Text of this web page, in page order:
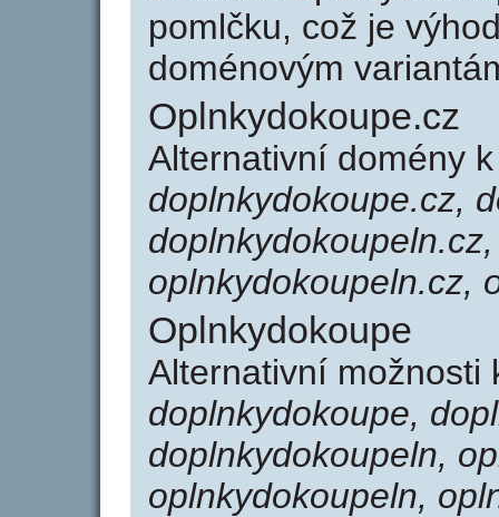
pomlčku, což je
doménovým
Oplnkydokoupe.cz
Alternativní domény
doplnkydokoupe.cz,
oplnkydokoupeln.cz,
Oplnkydokoupe
Alternativní možnosti
doplnkydokoupe,
doplnkydokoupeln,
oplnkydokoupeln,